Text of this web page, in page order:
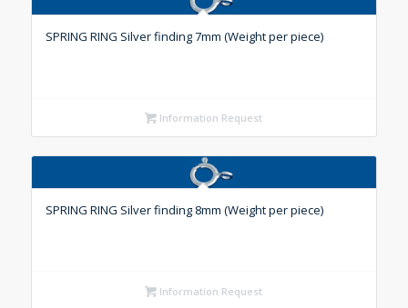
SPRING RING Silver finding 7mm (Weight per piece)
Information Request
SPRING RING Silver finding 8mm (Weight per piece)
Information Request